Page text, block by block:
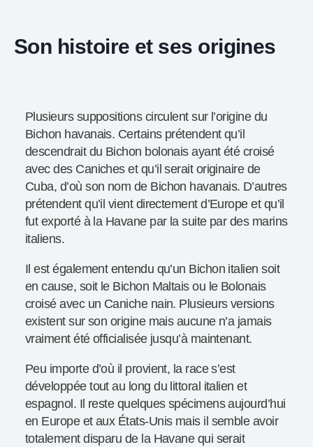
Son histoire et ses origines
Plusieurs suppositions circulent sur l’origine du
Bichon havanais. Certains prétendent qu’il
descendrait du Bichon bolonais ayant été croisé
avec des Caniches et qu’il serait originaire de
Cuba, d’où son nom de Bichon havanais. D’autres
prétendent qu’il vient directement d’Europe et qu’il
fut exporté à la Havane par la suite par des marins
italiens.
Il est également entendu qu’un Bichon italien soit
en cause, soit le Bichon Maltais ou le Bolonais
croisé avec un Caniche nain. Plusieurs versions
existent sur son origine mais aucune n’a jamais
vraiment été officialisée jusqu’à maintenant.
Peu importe d’où il provient, la race s’est
développée tout au long du littoral italien et
espagnol. Il reste quelques spécimens aujourd’hui
en Europe et aux États-Unis mais il semble avoir
totalement disparu de la Havane qui serait